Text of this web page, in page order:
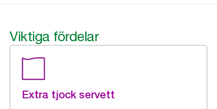
Viktiga fördelar
Extra tjock servett